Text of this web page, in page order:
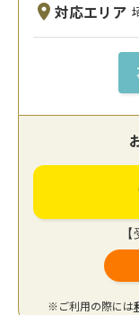
対応エリア
※ご利用の際には